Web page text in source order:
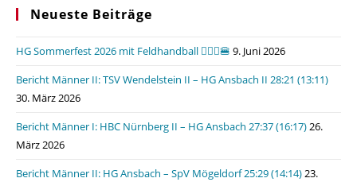
Neueste Beiträge
HG Sommerfest 2026 mit Feldhandball 🤾🏼‍♂️🍔 9. Juni 2026
Bericht Männer II: TSV Wendelstein II – HG Ansbach II 28:21 (13:11)
30. März 2026
Bericht Männer I: HBC Nürnberg II – HG Ansbach 27:37 (16:17)26.
März 2026
Bericht Männer II: HG Ansbach – SpV Mögeldorf 25:29 (14:14)23.